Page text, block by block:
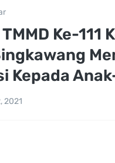
Ke-111
Kepada
2021